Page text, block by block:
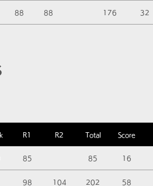
88 88 176 32
R1 R2 Total Score
85 85 16
98 104 202 58